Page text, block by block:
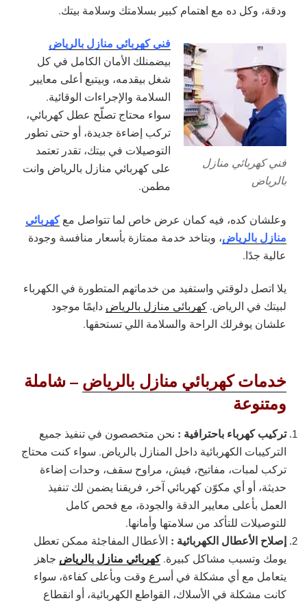
ودقة، وكل ده مع اهتمام كبير بسلامتك وسلامة بيتك.
فني كهربائي منازل
بالرياض
فني كهربائي منازل بالرياض
بيضمنلك الأمان الكامل في كل
شغل بيقدمه، وبيتبع أعلى معايير
السلامة والإجراءات الوقائية.
سواء محتاج تصلّح عطل كهربائي،
تركب إضاءة جديدة، أو حتى تطور
التوصيلات في بيتك، تقدر تعتمد
على كهربائي منازل بالرياض وانت
مطمن.
وعلشان كده، فيه كمان عرض خاص لما تتواصل معكهربائي
منازل بالرياض، وبتاخد خدمة ممتازة بأسعار منافسة وجودة
عالية جدًا.
يلا اتصل دلوقتي واستفيد من خدماتهم المتطورة في الكهرباء
لبيتك في الرياض. كهربائي منازل بالرياض دايمًا موجود
علشان يوفرلك الراحة والسلامة اللي تستحقها.
خدمات كهربائي منازل بالرياض – شاملة
ومتنوعة
تركيب كهرباء باحترافية : نحن متخصصون في تنفيذ جميع
التركيبات الكهربائية داخل المنازل بالرياض. سواء كنت محتاج
تركب لمبات، مفاتيح، فيش، مراوح سقف، وحدات إضاءة
حديثة، أو أي مكوّن كهربائي آخر، فريقنا يضمن لك تنفيذ
العمل بأعلى معايير الدقة والجودة، مع فحص كامل
للتوصيلات للتأكد من سلامتها وأمانها.
إصلاح الأعطال الكهربائية : الأعطال المفاجئة ممكن تعطل
يومك وتسبب مشاكل كبيرة.كهربائي منازل بالرياض جاهز
يتعامل مع أي مشكلة في أسرع وقت وبأعلى كفاءة، سواء
كانت مشكلة في الأسلاك، القواطع الكهربائية، أو انقطاع